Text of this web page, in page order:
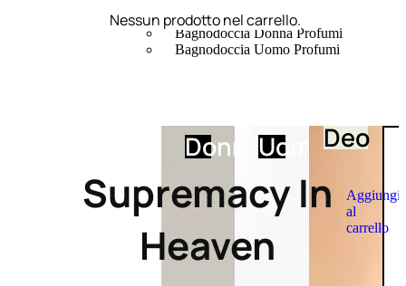
Creme Mani
Bagnodoccia Donna Profumi
Bagnodoccia Uomo Profumi
DonnaUomoDeo
Aggiungi
al
carrello
Nessun prodotto nel carrello.
Supremacy In
Heaven